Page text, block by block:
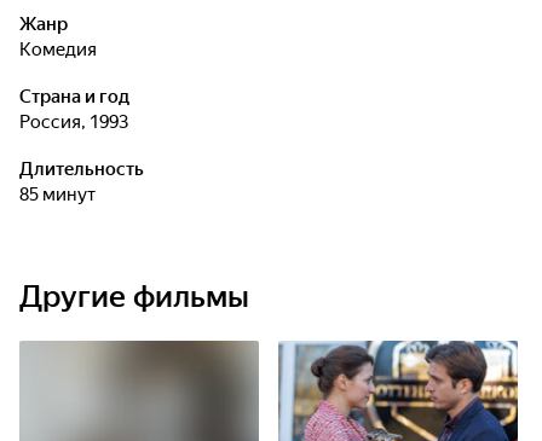
Жанр
комедия
Страна и год
Россия, 1993
Длительность
85 минут
Другие фильмы